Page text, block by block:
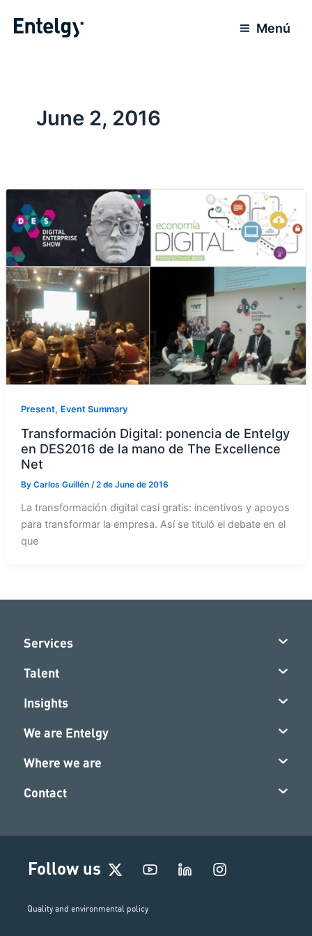
Menú
June 2, 2016
Present, Event Summary
Transformación Digital: ponencia de Entelgy
en DES2016 de la mano de The Excellence
Net
By Carlos Guillén /2 de June de 2016
La transformación digital casi gratis: incentivos y apoyos
para transformar la empresa. Así se tituló el debate en el
que
Services
Talent
Insights
We are Entelgy
Where we are
Contact
Follow us
I
n
Quality and environmental policy